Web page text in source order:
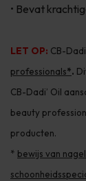
• Bevat
LET OP: CB-
professionals*.
CB-Dadi’ Oil
beauty
producten.
* bewijs van